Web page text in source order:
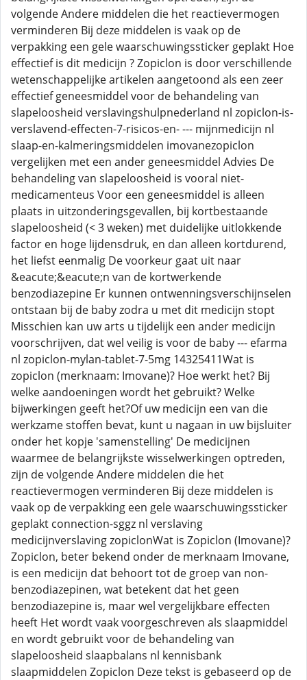
volgende Andere middelen die het reactievermogen
verminderen Bij deze middelen is vaak op de
verpakking een gele waarschuwingssticker geplakt Hoe
effectief is dit medicijn ? Zopiclon is door verschillende
wetenschappelijke artikelen aangetoond als een zeer
effectief geneesmiddel voor de behandeling van
slapeloosheid verslavingshulpnederland nl zopiclon-is-
verslavend-effecten-7-risicos-en- --- mijnmedicijn nl
slaap-en-kalmeringsmiddelen imovanezopiclon
vergelijken met een ander geneesmiddel Advies De
behandeling van slapeloosheid is vooral niet-
medicamenteus Voor een geneesmiddel is alleen
plaats in uitzonderingsgevallen, bij kortbestaande
slapeloosheid (< 3 weken) met duidelijke uitlokkende
factor en hoge lijdensdruk, en dan alleen kortdurend,
het liefst eenmalig De voorkeur gaat uit naar
&eacute;&eacute;n van de kortwerkende
benzodiazepine Er kunnen ontwenningsverschijnselen
ontstaan bij de baby zodra u met dit medicijn stopt
Misschien kan uw arts u tijdelijk een ander medicijn
voorschrijven, dat wel veilig is voor de baby --- efarma
nl zopiclon-mylan-tablet-7-5mg 14325411Wat is
zopiclon (merknaam: Imovane)? Hoe werkt het? Bij
welke aandoeningen wordt het gebruikt? Welke
bijwerkingen geeft het?Of uw medicijn een van die
werkzame stoffen bevat, kunt u nagaan in uw bijsluiter
onder het kopje 'samenstelling' De medicijnen
waarmee de belangrijkste wisselwerkingen optreden,
zijn de volgende Andere middelen die het
reactievermogen verminderen Bij deze middelen is
vaak op de verpakking een gele waarschuwingssticker
geplakt connection-sggz nl verslaving
medicijnverslaving zopiclonWat is Zopiclon (Imovane)?
Zopiclon, beter bekend onder de merknaam Imovane,
is een medicijn dat behoort tot de groep van non-
benzodiazepinen, wat betekent dat het geen
benzodiazepine is, maar wel vergelijkbare effecten
heeft Het wordt vaak voorgeschreven als slaapmiddel
en wordt gebruikt voor de behandeling van
slapeloosheid slaapbalans nl kennisbank
slaapmiddelen Zopiclon Deze tekst is gebaseerd op de